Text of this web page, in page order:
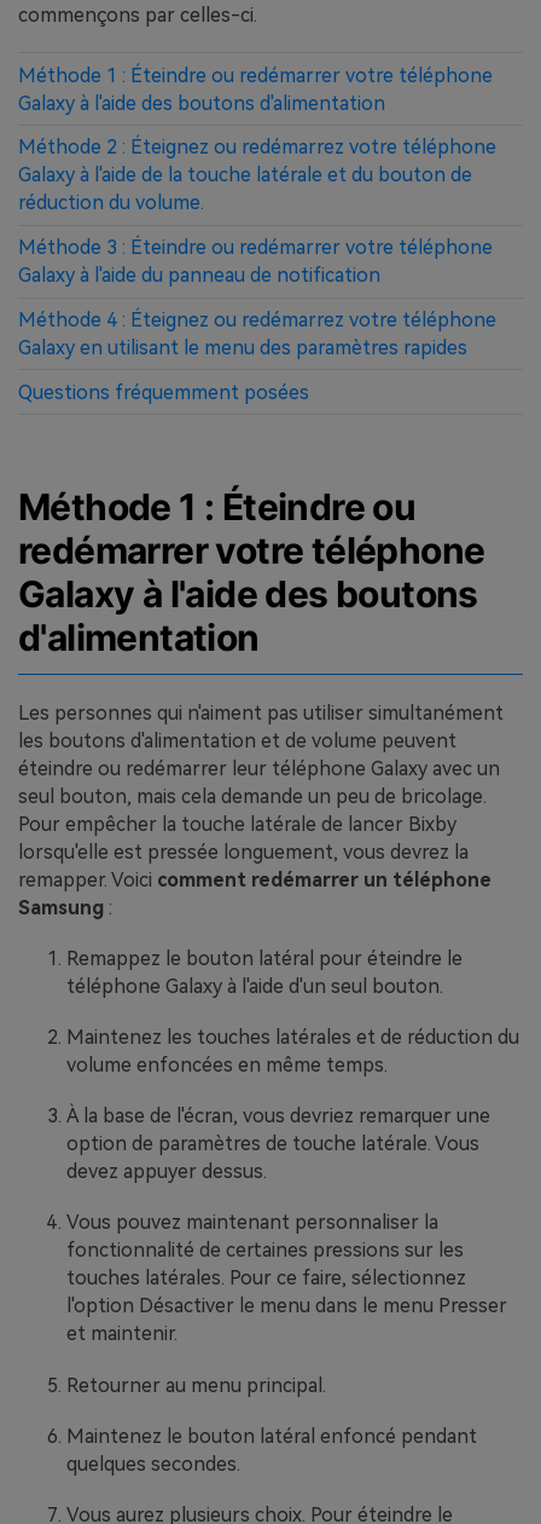
commençons par celles-ci.
Méthode 1 : Éteindre ou redémarrer votre téléphone
Galaxy à l'aide des boutons d'alimentation
Méthode 2 : Éteignez ou redémarrez votre téléphone
Galaxy à l'aide de la touche latérale et du bouton de
réduction du volume.
Méthode 3 : Éteindre ou redémarrer votre téléphone
Galaxy à l'aide du panneau de notification
Méthode 4 : Éteignez ou redémarrez votre téléphone
Galaxy en utilisant le menu des paramètres rapides
Questions fréquemment posées
Méthode 1 : Éteindre ou
redémarrer votre téléphone
Galaxy à l'aide des boutons
d'alimentation
Les personnes qui n'aiment pas utiliser simultanément
les boutons d'alimentation et de volume peuvent
éteindre ou redémarrer leur téléphone Galaxy avec un
seul bouton, mais cela demande un peu de bricolage.
Pour empêcher la touche latérale de lancer Bixby
lorsqu'elle est pressée longuement, vous devrez la
remapper. Voici comment redémarrer un téléphone
Samsung :
Remappez le bouton latéral pour éteindre le
téléphone Galaxy à l'aide d'un seul bouton.
Maintenez les touches latérales et de réduction du
volume enfoncées en même temps.
À la base de l'écran, vous devriez remarquer une
option de paramètres de touche latérale. Vous
devez appuyer dessus.
Vous pouvez maintenant personnaliser la
fonctionnalité de certaines pressions sur les
touches latérales. Pour ce faire, sélectionnez
l'option Désactiver le menu dans le menu Presser
et maintenir.
Retourner au menu principal.
Maintenez le bouton latéral enfoncé pendant
quelques secondes.
Vous aurez plusieurs choix. Pour éteindre le